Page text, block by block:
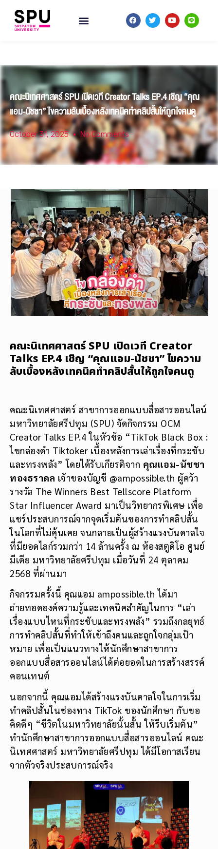
คณะนิเทศศาสตร์ SPU เปิดเวที Creator Talks EP.4 เชิญ “คุณ
แอม-นัชชา” ไขความลับเบื้องหลังเทคนิคทำคลิปสั้นให้ถูกใจคนดู
October 31, 2025 No Comments
คณะนิเทศศาสตร์ SPU เปิดเวที Creator
Talks EP.4 เชิญ “คุณแอม-นัชชา” ไขความ
ลับเบื้องหลังเทคนิคทำคลิปสั้นให้ถูกใจคนดู
คณะนิเทศศาสตร์ สาขาการออกแบบสื่อสารออนไลน์
มหาวิทยาลัยศรีปทุม (SPU) จัดกิจกรรม OCM
Creator Talks EP.4 ในหัวข้อ “TikTok Black Box :
ไขกล่องดำ Tiktoker เบื้องหลังการเล่าเรื่องที่กระชับ
และทรงพลัง” โดยได้รับเกียรติจาก คุณแอม-นัชชา
ทองธราดล เจ้าของบัญชี @ampossible.th ผู้คว้า
รางวัล The Winners Best Tellscore Platform
Star Influencer Award มาเป็นวิทยากรพิเศษ เพื่อ
แชร์ประสบการณ์จากจุดเริ่มต้นของการทำคลิปสั้น
ในโลกที่ไม่คุ้นเคย จนกลายเป็นผู้สร้างแรงบันดาลใจ
ที่มียอดไลก์รวมกว่า 14 ล้านครั้ง ณ ห้องสตูดิโอ ศูนย์
มีเดีย มหาวิทยาลัยศรีปทุม เมื่อวันที่ 24 ตุลาคม
2568 ที่ผ่านมา
กิจกรรมครั้งนี้ คุณแอม ampossible.th ได้มา
ถ่ายทอดองค์ความรู้และเทคนิคสำคัญในการ “เล่า
เรื่องแบบไหนที่กระชับและทรงพลัง” รวมถึงกลยุทธ์
การทำคลิปสั้นที่ทำให้เข้าถึงคนและถูกใจกลุ่มเป้า
หมาย เพื่อเป็นแนวทางให้นักศึกษาสาขาการ
ออกแบบสื่อสารออนไลน์ได้ต่อยอดในการสร้างสรรค์
คอนเทนต์
นอกจากนี้ คุณแอมได้สร้างแรงบันดาลใจในการเริ่ม
ทำคลิปสั้นในช่องทาง TikTok ของนักศึกษา กับขอ
คิดดีๆ “ชีวิตในมหาวิทยาลัยนั้นสั้น ให้รีบเริ่มต้น”
ทำนักศึกษาสาขาการออกแบบสื่อสารออนไลน์ คณะ
นิเทศศาสตร์ มหาวิทยาลัยศรีปทุม ได้มีโอกาสเรียน
จากตัวจริงประสบการณ์จริง